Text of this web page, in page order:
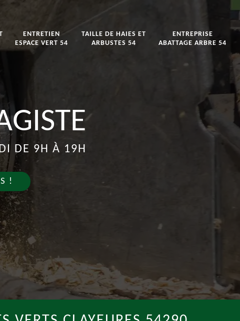
ENTRETIEN
ESPACE VERT 54
TAILLE DE HAIES ET
ARBUSTES 54
ENTREPRISE
ABATTAGE ARBRE 54
DE 9H À 19H
!